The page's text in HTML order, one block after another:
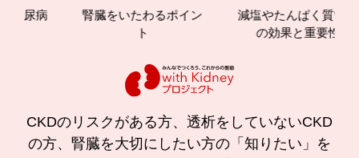
腎臓をいたわるポイン
減塩やたんぱく質管理
の効果と重要性
CKDのリスクがある方、透析をしていないCKD
の方、腎臓を大切にしたい方の「知りたい」を